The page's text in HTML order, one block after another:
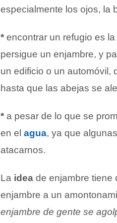
especialmente los ojos, la
* encontrar un refugio es
persigue un enjambre, y
un edificio o un automóvil,
hasta que las abejas se
* a pesar de lo que se
en el agua, ya que
atacarnos.
La idea de enjambre tiene
enjambre a un
enjambre de gente se